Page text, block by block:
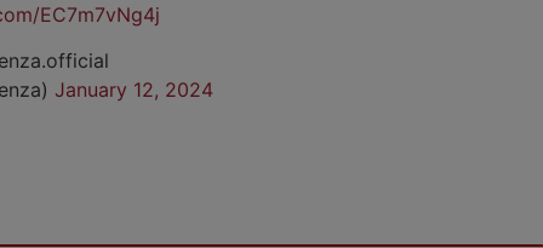
EC7m7vNg4j
January 12, 2024